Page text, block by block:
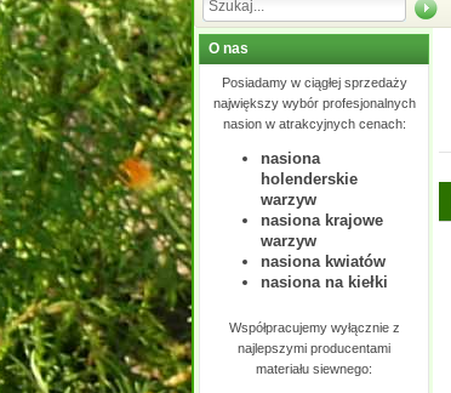
O nas
Posiadamy w ciągłej sprzedaży
największy wybór profesjonalnych
nasion w atrakcyjnych cenach:
nasiona
holenderskie
warzyw
nasiona krajowe
warzyw
nasiona kwiatów
nasiona na kiełki
Współpracujemy wyłącznie z
najlepszymi producentami
materiału siewnego: